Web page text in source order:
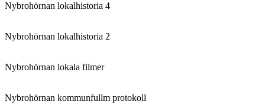
Nybrohörnan lokalhistoria 4
Nybrohörnan lokalhistoria 2
Nybrohörnan lokala filmer
Nybrohörnan kommunfullm protokoll